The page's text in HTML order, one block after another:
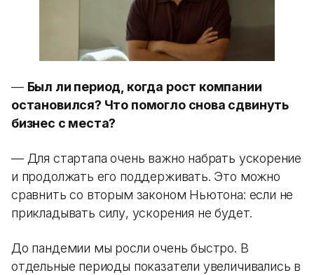
— Был ли период, когда рост компании
остановился? Что помогло снова сдвинуть
бизнес с места?
— Для стартапа очень важно набрать ускорение
и продолжать его поддерживать. Это можно
сравнить со вторым законом Ньютона: если не
прикладывать силу, ускорения не будет.
До пандемии мы росли очень быстро. В
отдельные периоды показатели увеличивались в